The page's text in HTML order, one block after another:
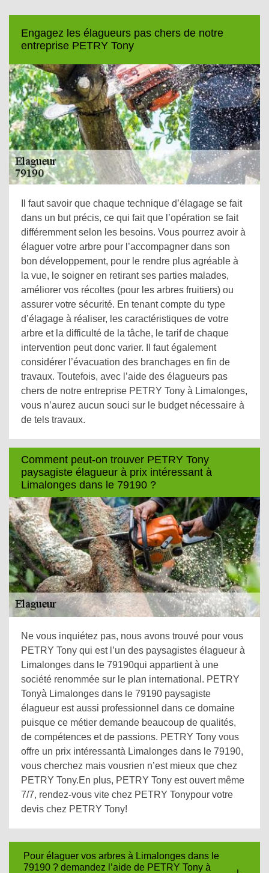
Engagez les élagueurs pas chers de notre
entreprise PETRY Tony
Il faut savoir que chaque technique d’élagage se fait
dans un but précis, ce qui fait que l’opération se fait
différemment selon les besoins. Vous pourrez avoir à
élaguer votre arbre pour l’accompagner dans son
bon développement, pour le rendre plus agréable à
la vue, le soigner en retirant ses parties malades,
améliorer vos récoltes (pour les arbres fruitiers) ou
assurer votre sécurité. En tenant compte du type
d’élagage à réaliser, les caractéristiques de votre
arbre et la difficulté de la tâche, le tarif de chaque
intervention peut donc varier. Il faut également
considérer l’évacuation des branchages en fin de
travaux. Toutefois, avec l’aide des élagueurs pas
chers de notre entreprise PETRY Tony à Limalonges,
vous n’aurez aucun souci sur le budget nécessaire à
de tels travaux.
Comment peut-on trouver PETRY Tony
paysagiste élagueur à prix intéressant à
Limalonges dans le 79190 ?
Ne vous inquiétez pas, nous avons trouvé pour vous
PETRY Tony qui est l’un des paysagistes élagueur à
Limalonges dans le 79190qui appartient à une
société renommée sur le plan international. PETRY
Tonyà Limalonges dans le 79190 paysagiste
élagueur est aussi professionnel dans ce domaine
puisque ce métier demande beaucoup de qualités,
de compétences et de passions. PETRY Tony vous
offre un prix intéressantà Limalonges dans le 79190,
vous cherchez mais vousrien n’est mieux que chez
PETRY Tony.En plus, PETRY Tony est ouvert même
7/7, rendez-vous vite chez PETRY Tonypour votre
devis chez PETRY Tony!
Pour élaguer vos arbres à Limalonges dans le
79190 ? demandez l’aide de PETRY Tony à